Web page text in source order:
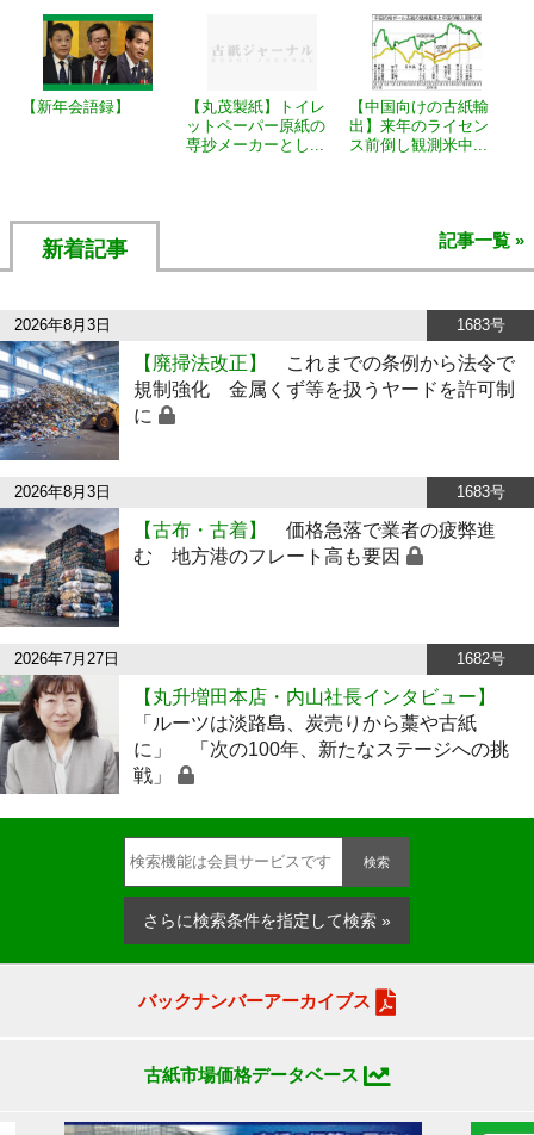
【新年会語録】
【丸茂製紙】トイレ
ットペーパー原紙の
専抄メーカーとし...
【中国向けの古紙輸
出】来年のライセン
ス前倒し観測米中...
新着記事 記事一覧 »
2026年8月3日 1683号
【廃掃法改正】
これまでの条例から法令で
規制強化 金属くず等を扱うヤードを許可制
に
2026年8月3日 1683号
【古布・古着】
価格急落で業者の疲弊進
む 地方港のフレート高も要因
2026年7月27日 1682号
【丸升増田本店・内山社長インタビュー】
「ルーツは淡路島、炭売りから藁や古紙
に」 「次の100年、新たなステージへの挑
戦」
検索
さらに検索条件を指定して検索 »
バックナンバーアーカイブス
古紙市場価格データベース